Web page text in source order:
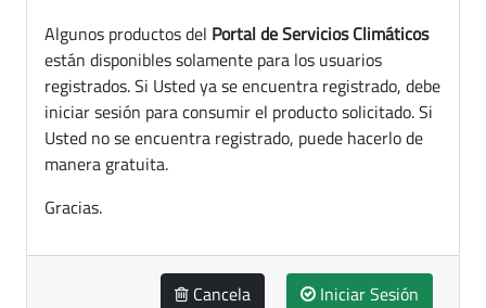
Algunos productos del Portal de Servicios Climáticos
están disponibles solamente para los usuarios
registrados. Si Usted ya se encuentra registrado, debe
iniciar sesión para consumir el producto solicitado. Si
Usted no se encuentra registrado, puede hacerlo de
manera gratuita.
Gracias.
Cancela Iniciar Sesión